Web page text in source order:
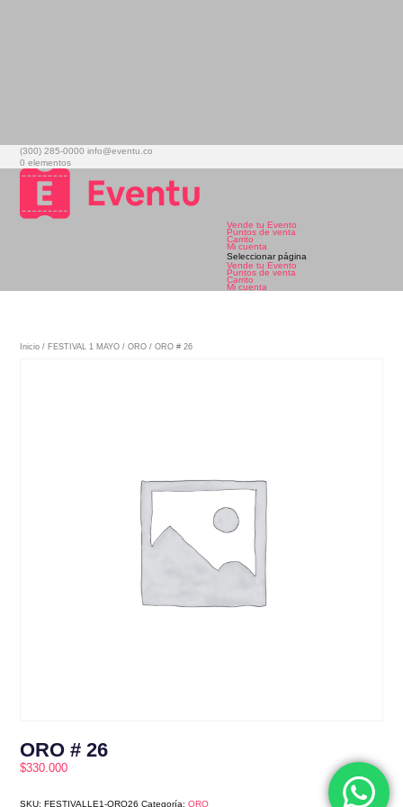
(300) 285-0000 info@eventu.co
0 elementos
Vende tu Evento
Puntos de venta
Carrito
Mi cuenta
Seleccionar página
Vende tu Evento
Puntos de venta
Carrito
Mi cuenta
Inicio / FESTIVAL 1 MAYO /ORO / ORO # 26
ORO # 26
$330.000
SKU: FESTIVALLE1-ORO26 Categoría:ORO